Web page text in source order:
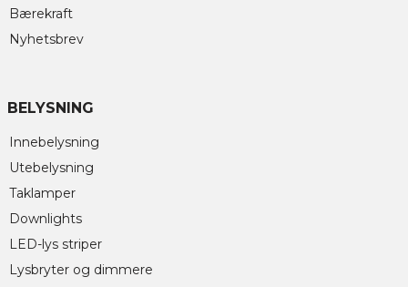
Bærekraft
Nyhetsbrev
BELYSNING
Innebelysning
Utebelysning
Taklamper
Downlights
LED-lys striper
Lysbryter og dimmere